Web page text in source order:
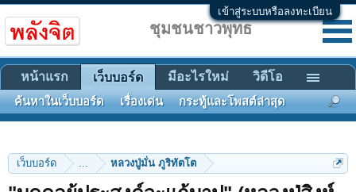
เข้าสู่ระบบหรือลงทะเบียน
เว็บบอร์ด ... หลวงปู่มั่น ภูริทัตโต
ชุมชนชาวพุทธ
หน้าแรก เว็บบอร์ด
ค้นหาในเว็บบอร์ด เรื่องเด่น กระทู้และโพสต์ล่าสุด
มีอะไรใหม่ วิดีโอ